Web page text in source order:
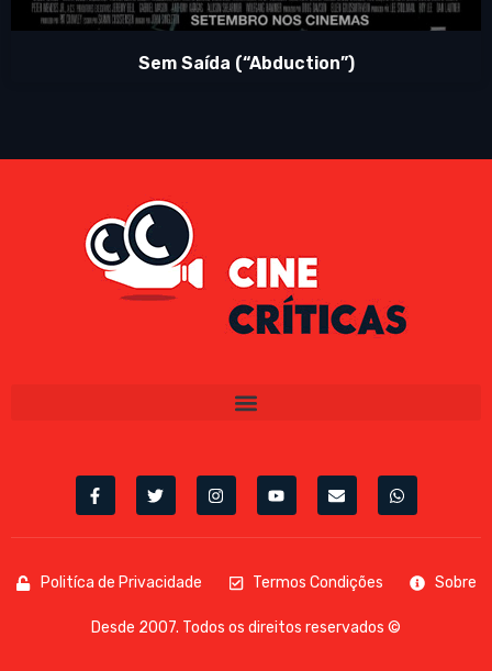
Sem Saída (“Abduction”)
Politíca de Privacidade Termos Condições Sobre
Desde 2007. Todos os direitos reservados ©